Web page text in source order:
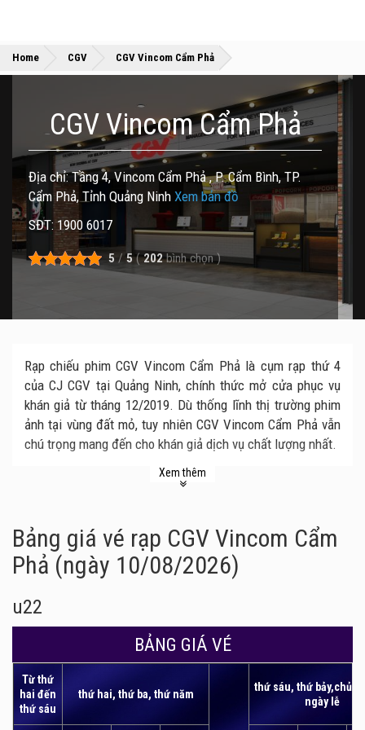
Home »
CGV »
CGV Vincom Cẩm Phả
CGV Vincom Cẩm Phả
Địa chỉ: Tầng 4, Vincom Cẩm Phả , P. Cẩm Bình, TP.
Cẩm Phả, Tỉnh Quảng Ninh Xem bản đồ
SĐT: 1900 6017
5 / 5 ( 202 bình chọn)
Rạp chiếu phim CGV Vincom Cẩm Phả là cụm rạp thứ 4
của CJ CGV tại Quảng Ninh, chính thức mở cửa phục vụ
khán giả từ tháng 12/2019. Dù thống lĩnh thị trường phim
ảnh tại vùng đất mỏ, tuy nhiên CGV Vincom Cẩm Phả vẫn
chú trọng mang đến cho khán giả dịch vụ chất lượng nhất.
Với mong muốn mang đến cho khán giả những trải nghiệm
điện ảnh hoàn hảo, chân thực và sống động nhất, CGV
rạp chiếu phim Hollywood. Từ hệ thống màn hình chiếu
sắc nét, âm thanh chuẩn Dolby 7.1 và ghế ngồi cao cấp,
CGV Vincom Cẩm Phả đủ sức đáp ứng nhu cầu theo dõi
Hiện tại, rạp chiếu phim CGV Vincom Cẩm Phả có tất cả 3
phòng chiếu phim với 411 ghế ngồi. Dù số lượng phòng
đủ và nhanh chóng những bom tấn điện ảnh hấp dẫn đang
được công chiếu trong hệ thống CGV trên toàn quốc.
CGV Vincom Cẩm Phả sở hữu đội ngũ nhân viên chuyên
Xem thêm
Bảng giá vé rạp CGV Vincom Cẩm
Phả (ngày 10/08/2026)
u22
BẢNG GIÁ VÉ
Từ thứ
hai đến
thứ sáu
thứ hai, thứ ba, thứ năm
thứ sáu, thứ bảy,chủ
ngày lễ